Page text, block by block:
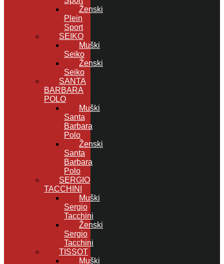
Ženski
Plein
Sport
SEIKO
Muški
Seiko
Ženski
Seiko
SANTA
BARBARA
POLO
Muški
Santa
Barbara
Polo
Ženski
Santa
Barbara
Polo
SERGIO
TACCHINI
Muški
Sergio
Tacchini
Ženski
Sergio
Tacchini
TISSOT
Muški